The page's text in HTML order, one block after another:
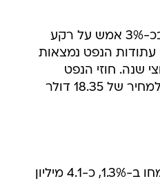
מחירי הנפט הגולמי ירדו בכ-3% אמש על רקע
הנפט נמצאות
שנה. חוזי הנפט
לפברואר ירדו ב-55 סנט למחיר של 18.35 דולר
עתודות הנפט בארה"ב צמחו ב-1.3%, כ-4.1 מיליון